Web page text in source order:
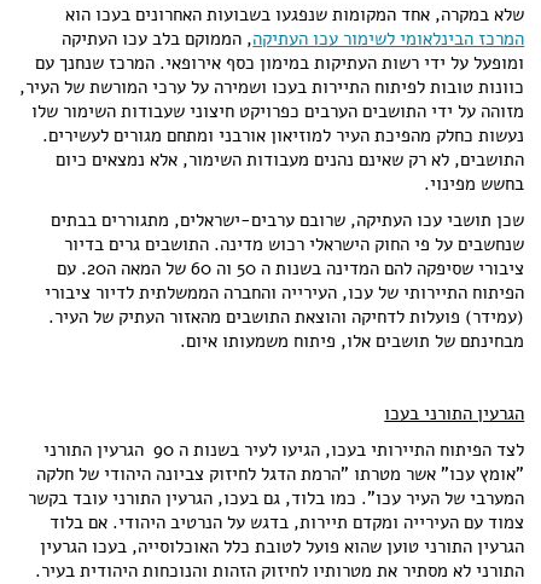
שלא במקרה, אחד המקומות שנפגעו בשבועות האחרונים בעכו הוא
המרכז הבינלאומי לשימור עכו העתיקה, הממוקם בלב עכו העתיקה
ומופעל על ידי רשות העתיקות במימון כסף אירופאי. המרכז שנחנך עם
כוונות טובות לפיתוח התיירות בעכו ושמירה על ערכי המורשת של העיר,
מזוהה על ידי התושבים הערבים כפרויקט חיצוני שעבודות השימור שלו
נעשות כחלק מהפיכת העיר למוזיאון אורבני ומתחם מגורים לעשירים.
התושבים, לא רק שאינם נהנים מעבודות השימור, אלא נמצאים כיום
בחשש מפינוי.
שכן תושבי עכו העתיקה, שרובם ערבים-ישראלים, מתגוררים בבתים
שנחשבים על פי החוק הישראלי רכוש מדינה. התושבים גרים בדיור
ציבורי שסיפקה להם המדינה בשנות ה 50 וה 60 של המאה ה20. עם
הפיתוח התיירותי של עכו, העירייה והחברה הממשלתית לדיור ציבורי
(עמידר) פועלות לדחיקה והוצאת התושבים מהאזור העתיק של העיר.
מבחינתם של תושבים אלו, פיתוח משמעותו איום.
הגרעין התורני בעכו
לצד הפיתוח התיירותי בעכו, הגיעו לעיר בשנות ה 90 הגרעין התורני
"אומץ עכו" אשר מטרתו "הרמת הדגל לחיזוק צביונה היהודי של חלקה
המערבי של העיר עכו". כמו בלוד, גם בעכו, הגרעין התורני עובד בקשר
צמוד עם העירייה ומקדם תיירות, בדגש על הנרטיב היהודי. אם בלוד
הגרעין התורני טוען שהוא פועל לטובת כלל האוכלוסייה, בעכו הגרעין
התורני לא מסתיר את מטרותיו לחיזוק הזהות והנוכחות היהודית בעיר.